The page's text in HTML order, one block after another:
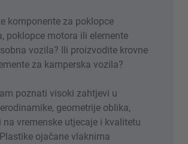
komponente za poklopce
poklopce motora ili elemente
vozila? Ili proizvodite krovne
za kamperska vozila?
poznati visoki zahtjevi u
geometrije oblika,
na vremenske utjecaje i kvalitetu
ojačane vlaknima